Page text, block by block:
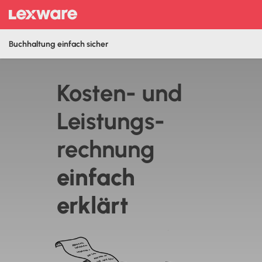
Buchhaltung einfach sicher
Kosten- und
Leistungs­
rechnung
‍einfach
erklärt